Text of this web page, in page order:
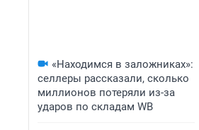
«Находимся в заложниках»:
селлеры рассказали, сколько
миллионов потеряли из-за
ударов по складам WB